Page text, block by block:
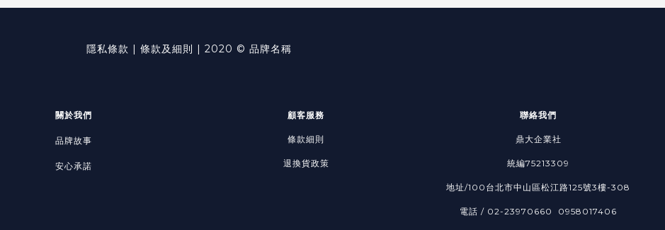
隱私條款 | 條款及細則 | 2020 © 品牌名稱
關於我們
品牌故事
安心承諾
顧客服務
條款細則
退換貨政策
聯絡我們
鼎大企業社
統編75213309
地址/100台北市中山區松江路125號3樓-308
電話 / 02-23970660 0958017406